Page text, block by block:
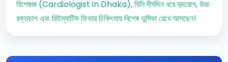
বিশেষজ্ঞ (Cardiologist in Dhaka), যিনি দীর্ঘদিন ধরে হৃদরোগ, উচ্চ
রক্তচাপ এবং রিউম্যাটিক ফিভার চিকিৎসায় বিশেষ ভূমিকা রেখে আসছেন।